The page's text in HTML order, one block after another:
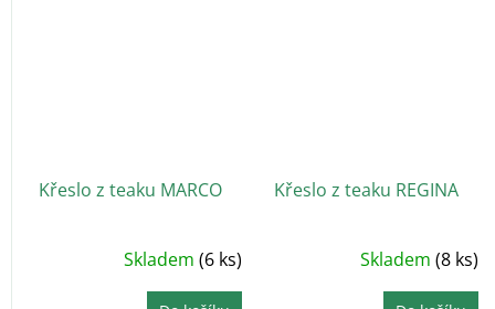
Křeslo z teaku MARCO
Skladem (6 ks)
Křeslo z teaku REGINA
Skladem (8 ks)